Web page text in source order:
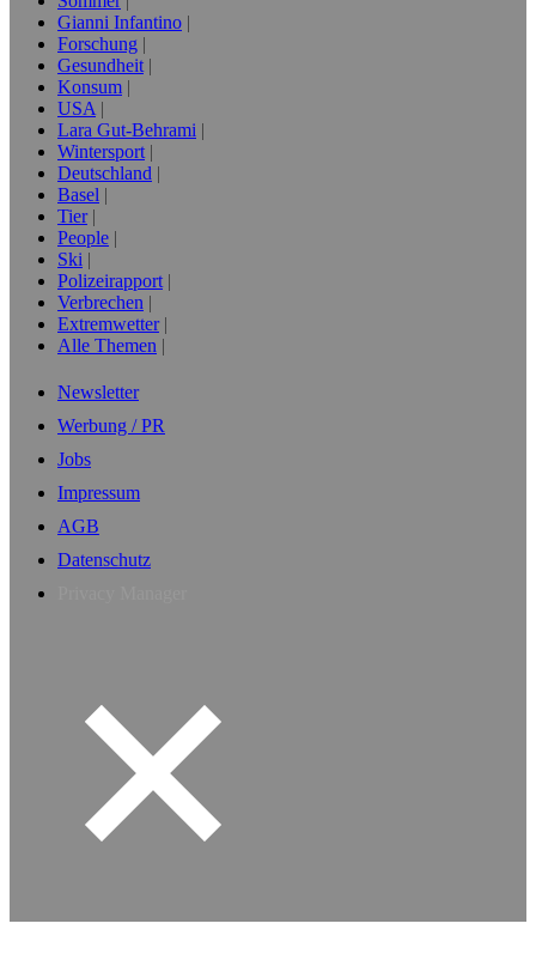
Gianni Infantino
Forschung
Gesundheit
Konsum
USA
Lara Gut-Behrami
Wintersport
Deutschland
Basel
Tier
People
Ski
Polizeirapport
Verbrechen
Extremwetter
Alle Themen
Newsletter
Werbung / PR
Jobs
Impressum
AGB
Datenschutz